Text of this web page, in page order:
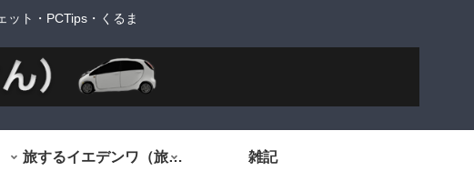
ット・PCTips・くるま
旅するイエデンワ（旅ネタ） 雑記